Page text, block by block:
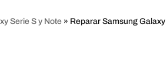
Serie S y Note » Reparar Samsung Galaxy